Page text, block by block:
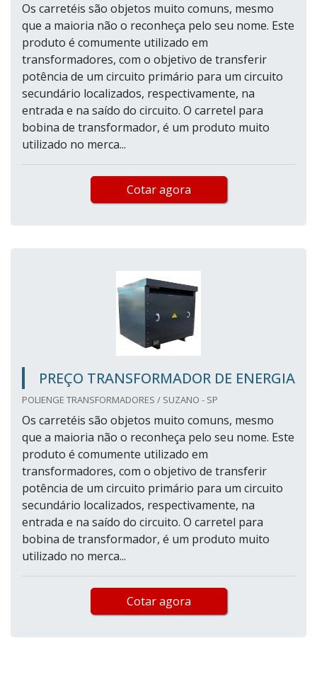
Os carretéis são objetos muito comuns, mesmo
que a maioria não o reconheça pelo seu nome. Este
produto é comumente utilizado em
transformadores, com o objetivo de transferir
potência de um circuito primário para um circuito
secundário localizados, respectivamente, na
entrada e na saído do circuito. O carretel para
bobina de transformador, é um produto muito
utilizado no merca...
Cotar agora
PREÇO TRANSFORMADOR DE ENERGIA
POLIENGE TRANSFORMADORES / SUZANO - SP
Os carretéis são objetos muito comuns, mesmo
que a maioria não o reconheça pelo seu nome. Este
produto é comumente utilizado em
transformadores, com o objetivo de transferir
potência de um circuito primário para um circuito
secundário localizados, respectivamente, na
entrada e na saído do circuito. O carretel para
bobina de transformador, é um produto muito
utilizado no merca...
Cotar agora